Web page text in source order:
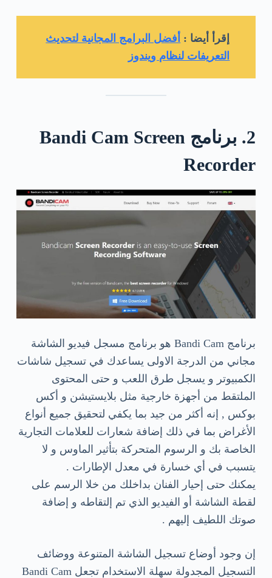
إقرأ أيضا : أفضل البرامج المجانية لتحديث
التعريفات لنظام ويندوز
2. برنامج Bandi Cam Screen
Recorder
برنامج Bandi Cam هو برنامج مسجل فيديو الشاشة
مجاني من الدرجة الاولى يساعدك في تسجيل شاشات
الكمبيوتر و يسجل طرق اللعب و حتى المحتوى
الملتقط من أجهزة خارجية مثل بلايستيشن و أكس
بوكس , إنه أكثر من جيد بما يكفي لتحقيق جميع أنواع
الأغراض بما في ذلك إضافة شعارات للعلامات التجارية
الخاصة بك و الرسوم المتحركة بتأثير الماوس و لا
يتسبب في أي خسارة في معدل الإطارات .
يمكنك حتى إحيار الفنان بداخلك من خلا الرسم على
لقطة الشاشة أو الفيديو الذي تم إلتقاطه و إضافة
صوتك اللطيف إليهم .
إن وجود أوضاع تسجيل الشاشة المتنوعة ووضائف
التسجيل المجدولة سهلة الاستخدام تجعل Bandi Cam